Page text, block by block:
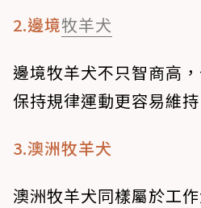
2.邊境牧羊犬
邊境牧羊犬不只智商高
保持規律運動更容易維
3.澳洲牧羊犬
澳洲牧羊犬同樣屬於工